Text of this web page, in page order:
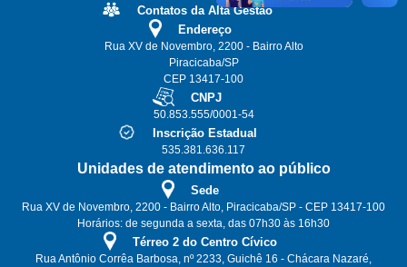
Contatos da Alta Gestão
Endereço
Rua XV de Novembro, 2200 - Bairro Alto
Piracicaba/SP
CEP 13417-100
CNPJ
50.853.555/0001-54
Inscrição Estadual
535.381.636.117
Unidades de atendimento ao público
Sede
Rua XV de Novembro, 2200 - Bairro Alto, Piracicaba/SP - CEP 13417-100
Horários: de segunda a sexta, das 07h30 às 16h30
Térreo 2 do Centro Cívico
Rua Antônio Corrêa Barbosa, nº 2233, Guichê 16 - Chácara Nazaré,